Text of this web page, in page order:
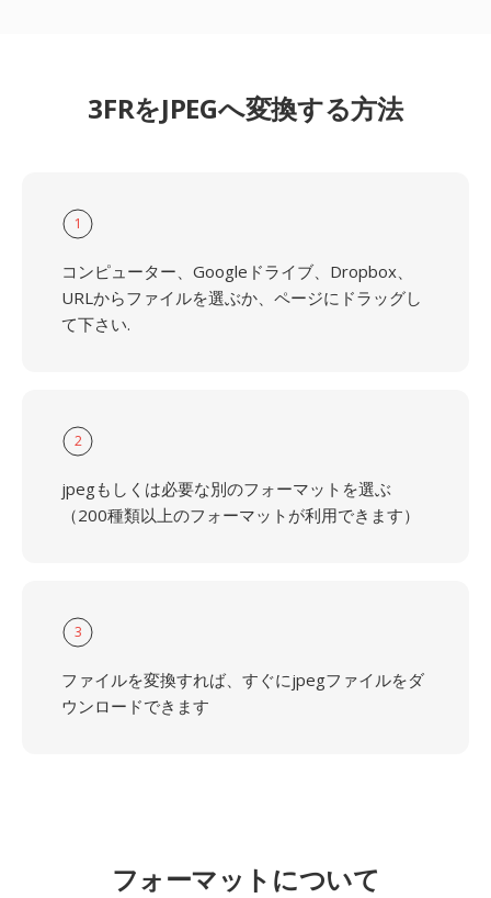
3FRをJPEGへ変換する方法
1
コンピューター、Googleドライブ、Dropbox、
URLからファイルを選ぶか、ページにドラッグし
て下さい.
2
jpegもしくは必要な別のフォーマットを選ぶ
（200種類以上のフォーマットが利用できます）
3
ファイルを変換すれば、すぐにjpegファイルをダ
ウンロードできます
フォーマットについて